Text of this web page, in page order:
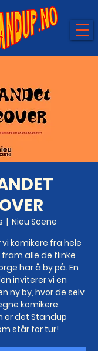
  |
Nieu Scene
komikere fra hele
alle de flinke
har å by på. En
inviterer vi en
ny by, hvor de selv
komikere.
er det Standup
står for tur!